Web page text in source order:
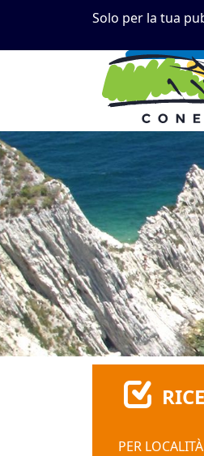
Solo per la tua
PER LOCALITÀ